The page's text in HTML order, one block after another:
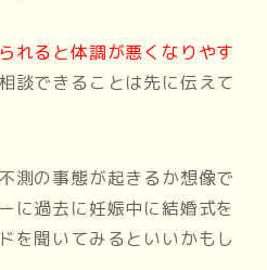
れると体調が悪くなりやす
談できることは先に伝えて
測の事態が起きるか想像で
に過去に妊娠中に結婚式を
を聞いてみるといいかもし